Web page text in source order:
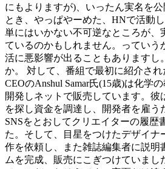
にもよりますが)、いったん実名を
とき、やっぱやーめた、HNで活動
単にはいかない不可逆なところが、
ているのかもしれません。っていう
活に悪影響が出ることもありますし
か。 対して、番組で最初に紹介され
CEOのAnshul Samar氏(15歳)は化学
開発しネットで販売しています。彼
を探し資金を調達し、開発者を雇う
SNSをとおしてクリエイターの履歴
た。そして、目星をつけたデザイナ
作を依頼し、また雑誌編集者に説明
ムを完成、販売にこぎつけていまし